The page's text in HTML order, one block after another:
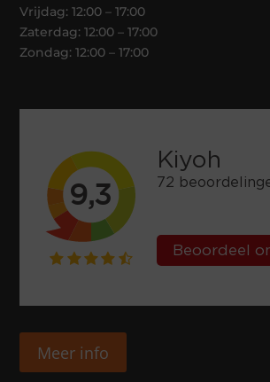
Vrijdag: 12:00 – 17:00
Zaterdag: 12:00 – 17:00
Zondag: 12:00 – 17:00
Meer info